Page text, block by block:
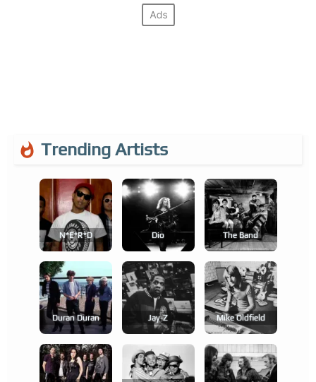
Trending Artists
N*e*r*d Dio The Band
Duran Duran Jay-Z Mike Oldfield